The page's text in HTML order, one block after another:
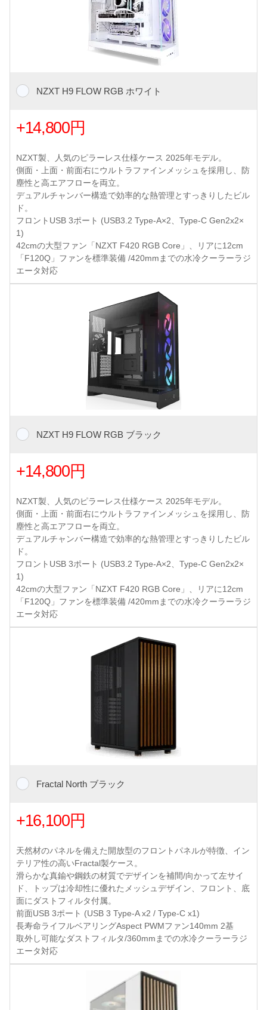
NZXT H9 FLOW RGB ホワイト
+14,800円
NZXT製、人気のピラーレス仕様ケース 2025年モデル。
側面・上面・前面右にウルトラファインメッシュを採用し、防
塵性と高エアフローを両立。
デュアルチャンバー構造で効率的な熱管理とすっきりしたビル
ド。
フロントUSB 3ポート (USB3.2 Type-A×2、Type-C Gen2x2×
1)
42cmの大型ファン「NZXT F420 RGB Core」、リアに12cm
「F120Q」ファンを標準装備 /420mmまでの水冷クーラーラジ
エータ対応
NZXT H9 FLOW RGB ブラック
+14,800円
NZXT製、人気のピラーレス仕様ケース 2025年モデル。
側面・上面・前面右にウルトラファインメッシュを採用し、防
塵性と高エアフローを両立。
デュアルチャンバー構造で効率的な熱管理とすっきりしたビル
ド。
フロントUSB 3ポート (USB3.2 Type-A×2、Type-C Gen2x2×
1)
42cmの大型ファン「NZXT F420 RGB Core」、リアに12cm
「F120Q」ファンを標準装備 /420mmまでの水冷クーラーラジ
エータ対応
Fractal North ブラック
+16,100円
天然材のパネルを備えた開放型のフロントパネルが特徴、イン
テリア性の高いFractal製ケース。
滑らかな真鍮や鋼鉄の材質でデザインを補間/向かって左サイ
ド、トップは冷却性に優れたメッシュデザイン、フロント、底
面にダストフィルタ付属。
前面USB 3ポート (USB 3 Type-A x2 / Type-C x1)
長寿命ライフルベアリングAspect PWMファン140mm 2基
取外し可能なダストフィルタ/360mmまでの水冷クーラーラジ
エータ対応